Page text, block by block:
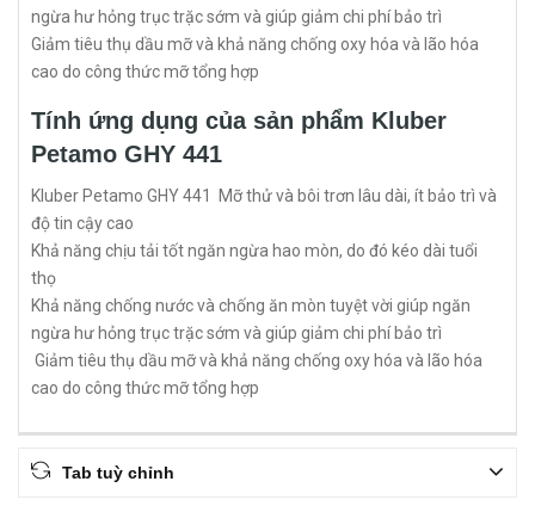
ngừa hư hỏng trục trặc sớm và giúp giảm chi phí bảo trì
Giảm tiêu thụ dầu mỡ và khả năng chống oxy hóa và lão hóa
cao do công thức mỡ tổng hợp
Tính ứng dụng của sản phẩm Kluber
Petamo GHY 441
Kluber Petamo GHY 441 Mỡ thử và bôi trơn lâu dài, ít bảo trì và
độ tin cậy cao
Khả năng chịu tải tốt ngăn ngừa hao mòn, do đó kéo dài tuổi
thọ
Khả năng chống nước và chống ăn mòn tuyệt vời giúp ngăn
ngừa hư hỏng trục trặc sớm và giúp giảm chi phí bảo trì
Giảm tiêu thụ dầu mỡ và khả năng chống oxy hóa và lão hóa
cao do công thức mỡ tổng hợp
Tab tuỳ chỉnh